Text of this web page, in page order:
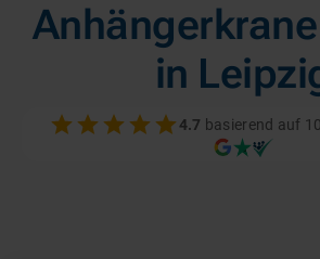
in
4.7 basierend auf